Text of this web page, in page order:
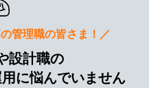
管理職の皆さま！／
設計職の
に悩んでいません